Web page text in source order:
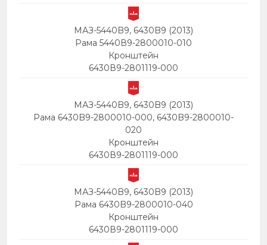
МАЗ-5440B9, 6430B9 (2013)
Рама 5440В9-2800010-010
Кронштейн
6430В9-2801119-000
МАЗ-5440B9, 6430B9 (2013)
Рама 6430B9-2800010-000, 6430B9-2800010-
020
Кронштейн
6430В9-2801119-000
МАЗ-5440B9, 6430B9 (2013)
Рама 6430B9-2800010-040
Кронштейн
6430В9-2801119-000